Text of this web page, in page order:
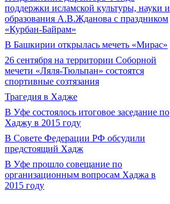
поддержки исламской культуры, науки и
образования А.В.Жданова с праздником
«Курбан-Байрам»
В Башкирии открылась мечеть «Мирас»
26 сентября на территории Соборной
мечети «Ляля-Тюльпан» состоятся
спортивные созтязания
Трагедия в Хадже
В Уфе состоялось итоговое заседание по
Хаджу в 2015 году
В Совете Федерации РФ обсудили
предстоящий Хадж
В Уфе прошло совещание по
организационным вопросам Хаджа в
2015 году